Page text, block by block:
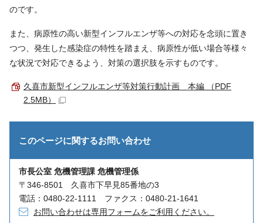
のです。
また、病原性の高い新型インフルエンザ等への対応を念頭に置き
つつ、発生した感染症の特性を踏まえ、病原性が低い場合等様々
な状況で対応できるよう、対策の選択肢を示すものです。
久喜市新型インフルエンザ等対策行動計画 本編 （PDF
2.5MB）
このページに関するお問い合わせ
市長公室 危機管理課 危機管理係
〒346-8501 久喜市下早見85番地の3
電話：0480-22-1111 ファクス：0480-21-1641
お問い合わせは専用フォームをご利用ください。